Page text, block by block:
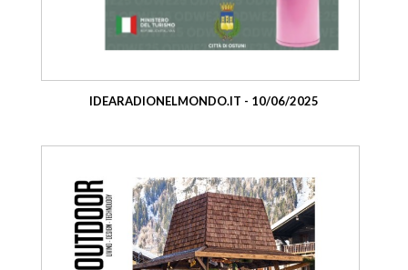
IDEARADIONELMONDO.IT - 10/06/2025